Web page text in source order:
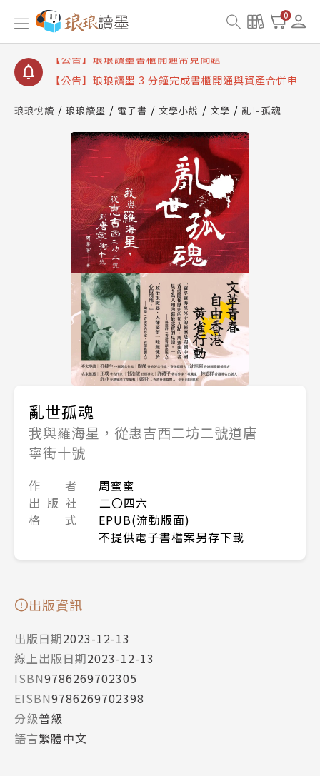
0
【公告】琅琅讀墨數位閱讀資產合併與書櫃開通申請
【公告】琅琅讀墨書櫃開通常見問題
【公告】琅琅讀墨 3 分鐘完成書櫃開通與資產合併申
請圖文教學
查詢
【公告】琅琅讀墨數位閱讀資產合併與書櫃開通申請
琅琅悅讀 琅琅讀墨 電子書 文學小說 文學 亂世孤魂
亂世孤魂
我與羅海星，從惠吉西二坊二號道唐
寧街十號
作 者
周蜜蜜
出 版 社
二〇四六
格 式
EPUB(流動版面)
不提供電子書檔案另存下載
出版資訊
出版日期2023-12-13
線上出版日期2023-12-13
ISBN9786269702305
EISBN9786269702398
分級普級
語言繁體中文